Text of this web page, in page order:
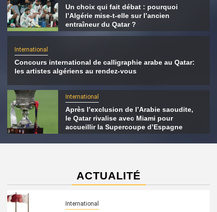
Un choix qui fait débat : pourquoi
l’Algérie mise-t-elle sur l’ancien
entraîneur du Qatar ?
International
Concours international de calligraphie arabe au Qatar:
les artistes algériens au rendez-vous
International
Après l’exclusion de l’Arabie saoudite,
le Qatar rivalise avec Miami pour
accueillir la Supercoupe d’Espagne
ACTUALITÉ
International